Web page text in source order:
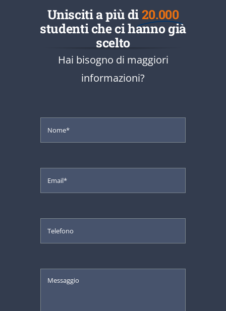
Unisciti a più di20.000
studenti che ci hanno già
scelto
Hai bisogno di maggiori
informazioni?